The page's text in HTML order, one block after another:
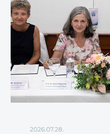
2026.07.28.